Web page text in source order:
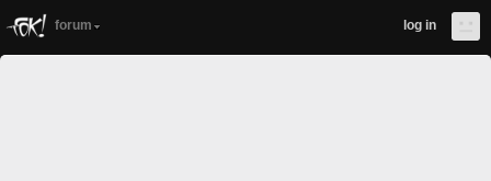
forum log in